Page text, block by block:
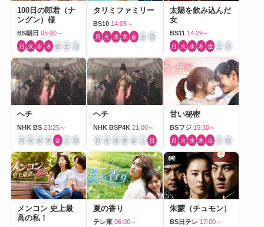
100日の郎君（ナ
ングン）様
BS朝日 05:00～
月 火 水 木 金 土 日
タリミファミリー
BS10 14:05～
月 火 水 木 金 土 日
太陽を飲み込んだ
女
BS11 14:29～
月 火 水 木 金 土 日
ヘチ
NHK BS 23:25～
月 火 水 木 金 土 日
ヘチ
NHK BSP4K 21:00～
月 火 水 木 金 土 日
甘い秘密
BSフジ 15:30～
月 火 水 木 金 土 日
メンコン 史上最
高の私！
夏の香り
テレ東 06:00～
朱蒙（チュモン）
BS日テレ 17:00～